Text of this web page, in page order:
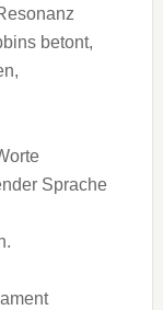
betont,
Sprache